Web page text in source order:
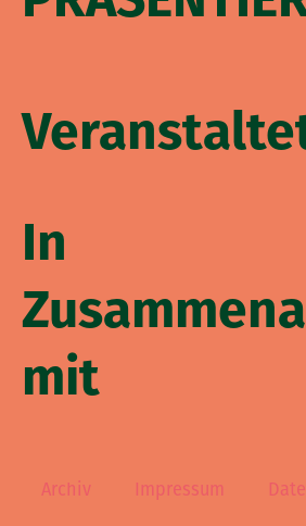
In
mit
Archiv Impressum